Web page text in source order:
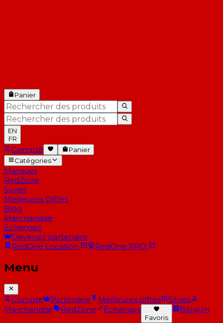
Panier
EN
FR
Compte
Panier
Catégories
Marques
RedZone
Séries
Meilleures Offres
Blog
Marchandise
Échanges
Devenez partenaire
RedOne Location RedOne PRO
Menu
Compte Partenaire Meilleures offres
Séries
Merchandise
RedZone Échanges
Favoris
BlogUn